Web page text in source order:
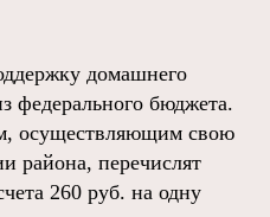
домашнего
федерального бюджета.
осуществляющим свою
района, перечислят
260 руб. на одну